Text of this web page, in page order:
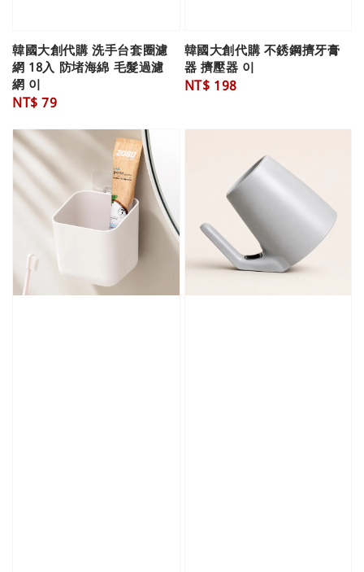
韓國大創代購 洗手台套圈濾
網 18入 防堵海綿 毛髮過濾
網 이
Regular
NT$ 79
韓國大創代購 不銹鋼擠牙膏
器 擠壓器 이
Regular
NT$ 198